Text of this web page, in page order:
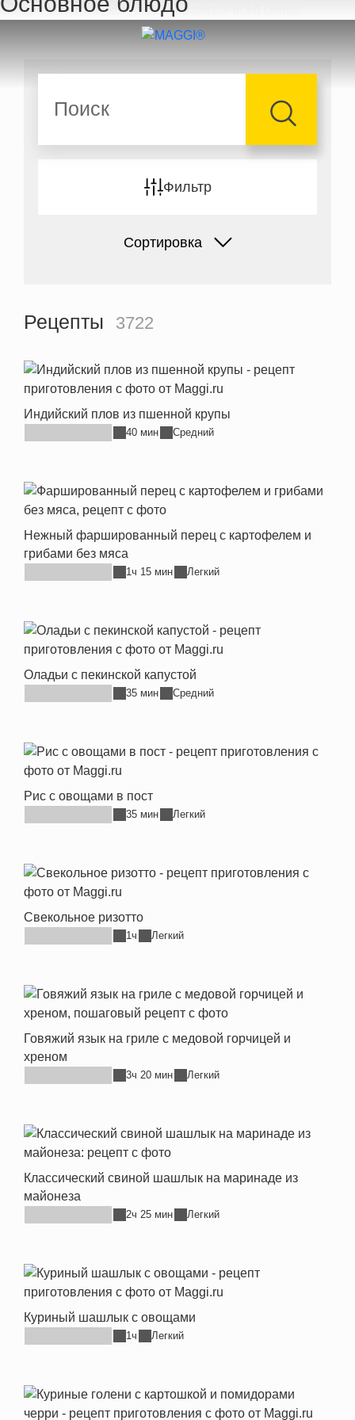
Перейти к основному содержанию
Фильтр
Сортировка
Рецепты 3722
Индийский плов из пшенной крупы
40 мин Средний
Нежный фаршированный перец с картофелем и
грибами без мяса
1ч 15 мин Легкий
Оладьи с пекинской капустой
35 мин Средний
Рис с овощами в пост
35 мин Легкий
Свекольное ризотто
1ч Легкий
Говяжий язык на гриле с медовой горчицей и
хреном
3ч 20 мин Легкий
Классический свиной шашлык на маринаде из
майонеза
2ч 25 мин Легкий
Куриный шашлык с овощами
1ч Легкий